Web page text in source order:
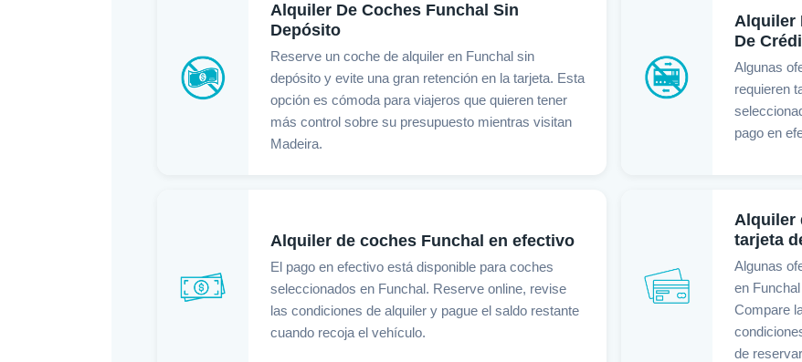
Alquiler De Coches Funchal Sin
Depósito
Reserve un coche de alquiler en Funchal sin
depósito y evite una gran retención en la tarjeta. Esta
opción es cómoda para viajeros que quieren tener
más control sobre su presupuesto mientras visitan
Madeira.
Alquiler
De
Algunas
requieren
pago en
Alquiler de coches Funchal en efectivo
El pago en efectivo está disponible para coches
seleccionados en Funchal. Reserve online, revise
las condiciones de alquiler y pague el saldo restante
cuando recoja el vehículo.
Alquiler
tarjeta
Algunas
en
Compare
de